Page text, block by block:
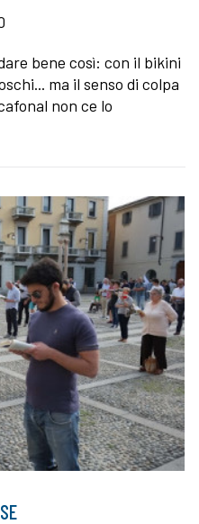
bene così: con il bikini
ma il senso di colpa
non ce lo